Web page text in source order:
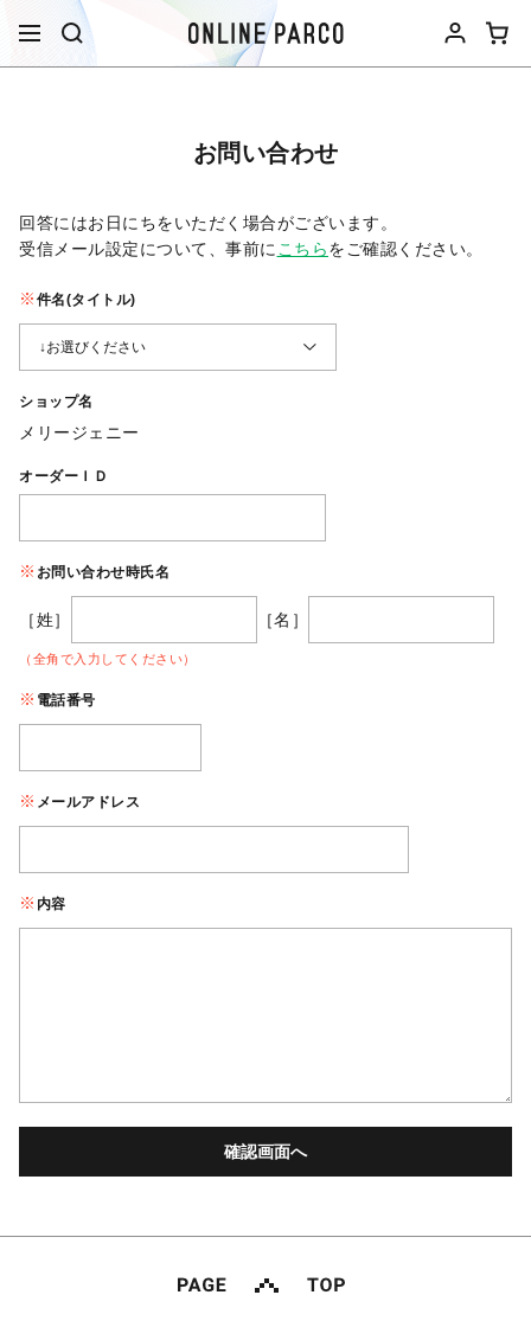
お問い合わせ
回答にはお日にちをいただく場合がございます。
受信メール設定について、事前に こちらをご確認ください。​
件名(タイトル)
ショップ名
メリージェニー
オーダーＩＤ
お問い合わせ時氏名
［姓］ ［名］
（全角で入力してください）
電話番号
メールアドレス
内容